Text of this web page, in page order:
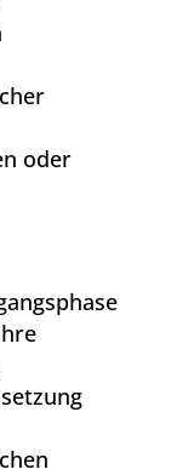
oder